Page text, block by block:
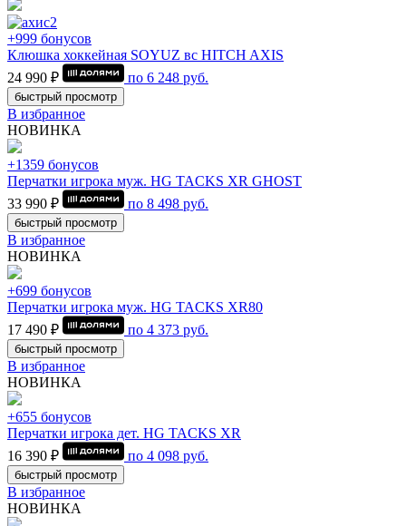
+999 бонусов
Клюшка хоккейная SOYUZ вс HITCH AXIS
24 990 ₽
по 6 248 руб.
быстрый просмотр
В избранное
НОВИНКА
+1359 бонусов
Перчатки игрока муж. HG TACKS XR GHOST
33 990 ₽
по 8 498 руб.
быстрый просмотр
В избранное
НОВИНКА
+699 бонусов
Перчатки игрока муж. HG TACKS XR80
17 490 ₽
по 4 373 руб.
быстрый просмотр
В избранное
НОВИНКА
+655 бонусов
Перчатки игрока дет. HG TACKS XR
16 390 ₽
по 4 098 руб.
быстрый просмотр
В избранное
НОВИНКА